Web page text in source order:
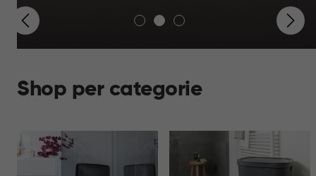
Shop per categorie